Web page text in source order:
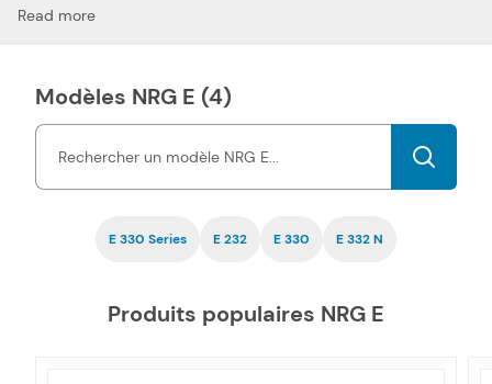
les prix les plus compétitifs du marché
très économiques.La compatibilité de nos toners et
cartouches d'encre E pas chers est garantiepar une
Read more
Modèles NRG E (4)
E 330 Series E 232 E 330 E 332 N
Produits populaires NRG E